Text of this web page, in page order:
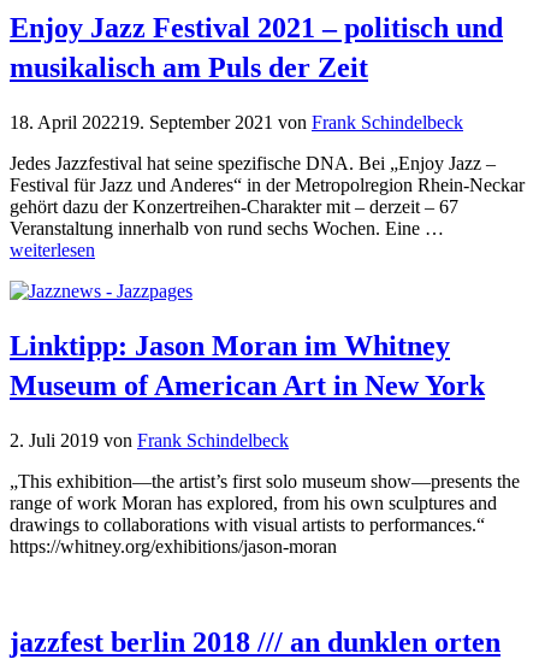
Enjoy Jazz Festival 2021 – politisch und
musikalisch am Puls der Zeit
18. April 202219. September 2021 von Frank Schindelbeck
Jedes Jazzfestival hat seine spezifische DNA. Bei „Enjoy Jazz –
Festival für Jazz und Anderes“ in der Metropolregion Rhein-Neckar
gehört dazu der Konzertreihen-Charakter mit – derzeit – 67
Veranstaltung innerhalb von rund sechs Wochen. Eine …
weiterlesen
Linktipp: Jason Moran im Whitney
Museum of American Art in New York
2. Juli 2019 von Frank Schindelbeck
„This exhibition—the artist’s first solo museum show—presents the
range of work Moran has explored, from his own sculptures and
drawings to collaborations with visual artists to performances.“
https://whitney.org/exhibitions/jason-moran
jazzfest berlin 2018 /// an dunklen orten